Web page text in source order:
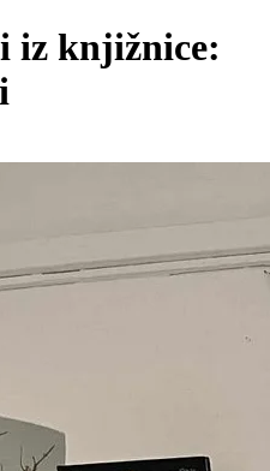
iz knjižnice: